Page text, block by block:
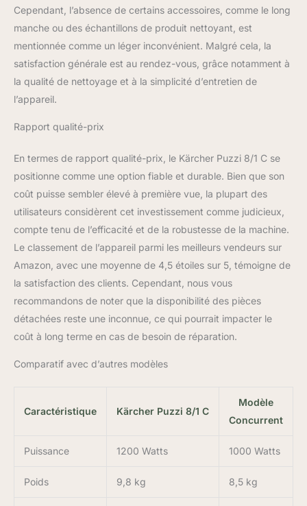
Cependant, l’absence de certains accessoires, comme le long
manche ou des échantillons de produit nettoyant, est
mentionnée comme un léger inconvénient. Malgré cela, la
satisfaction générale est au rendez-vous, grâce notamment à
la qualité de nettoyage et à la simplicité d’entretien de
l’appareil.
Rapport qualité-prix
En termes de rapport qualité-prix, le Kärcher Puzzi 8/1 C se
positionne comme une option fiable et durable. Bien que son
coût puisse sembler élevé à première vue, la plupart des
utilisateurs considèrent cet investissement comme judicieux,
compte tenu de l’efficacité et de la robustesse de la machine.
Le classement de l’appareil parmi les meilleurs vendeurs sur
Amazon, avec une moyenne de 4,5 étoiles sur 5, témoigne de
la satisfaction des clients. Cependant, nous vous
recommandons de noter que la disponibilité des pièces
détachées reste une inconnue, ce qui pourrait impacter le
coût à long terme en cas de besoin de réparation.
Comparatif avec d’autres modèles
Caractéristique Kärcher Puzzi 8/1 C
Modèle
Concurrent
Puissance 1200 Watts 1000 Watts
Poids 9,8 kg 8,5 kg